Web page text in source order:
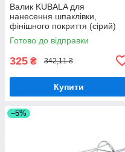
Валик KUBALA для
нанесення шпаклівки,
фінішного покриття (сірий)
висота ворсу 16 мм, ширина
80 мм. Ø8 мм.
Готово до відправки
325 ₴ 342,11 ₴
Купити
–5%